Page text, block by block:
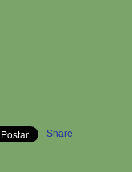
Share